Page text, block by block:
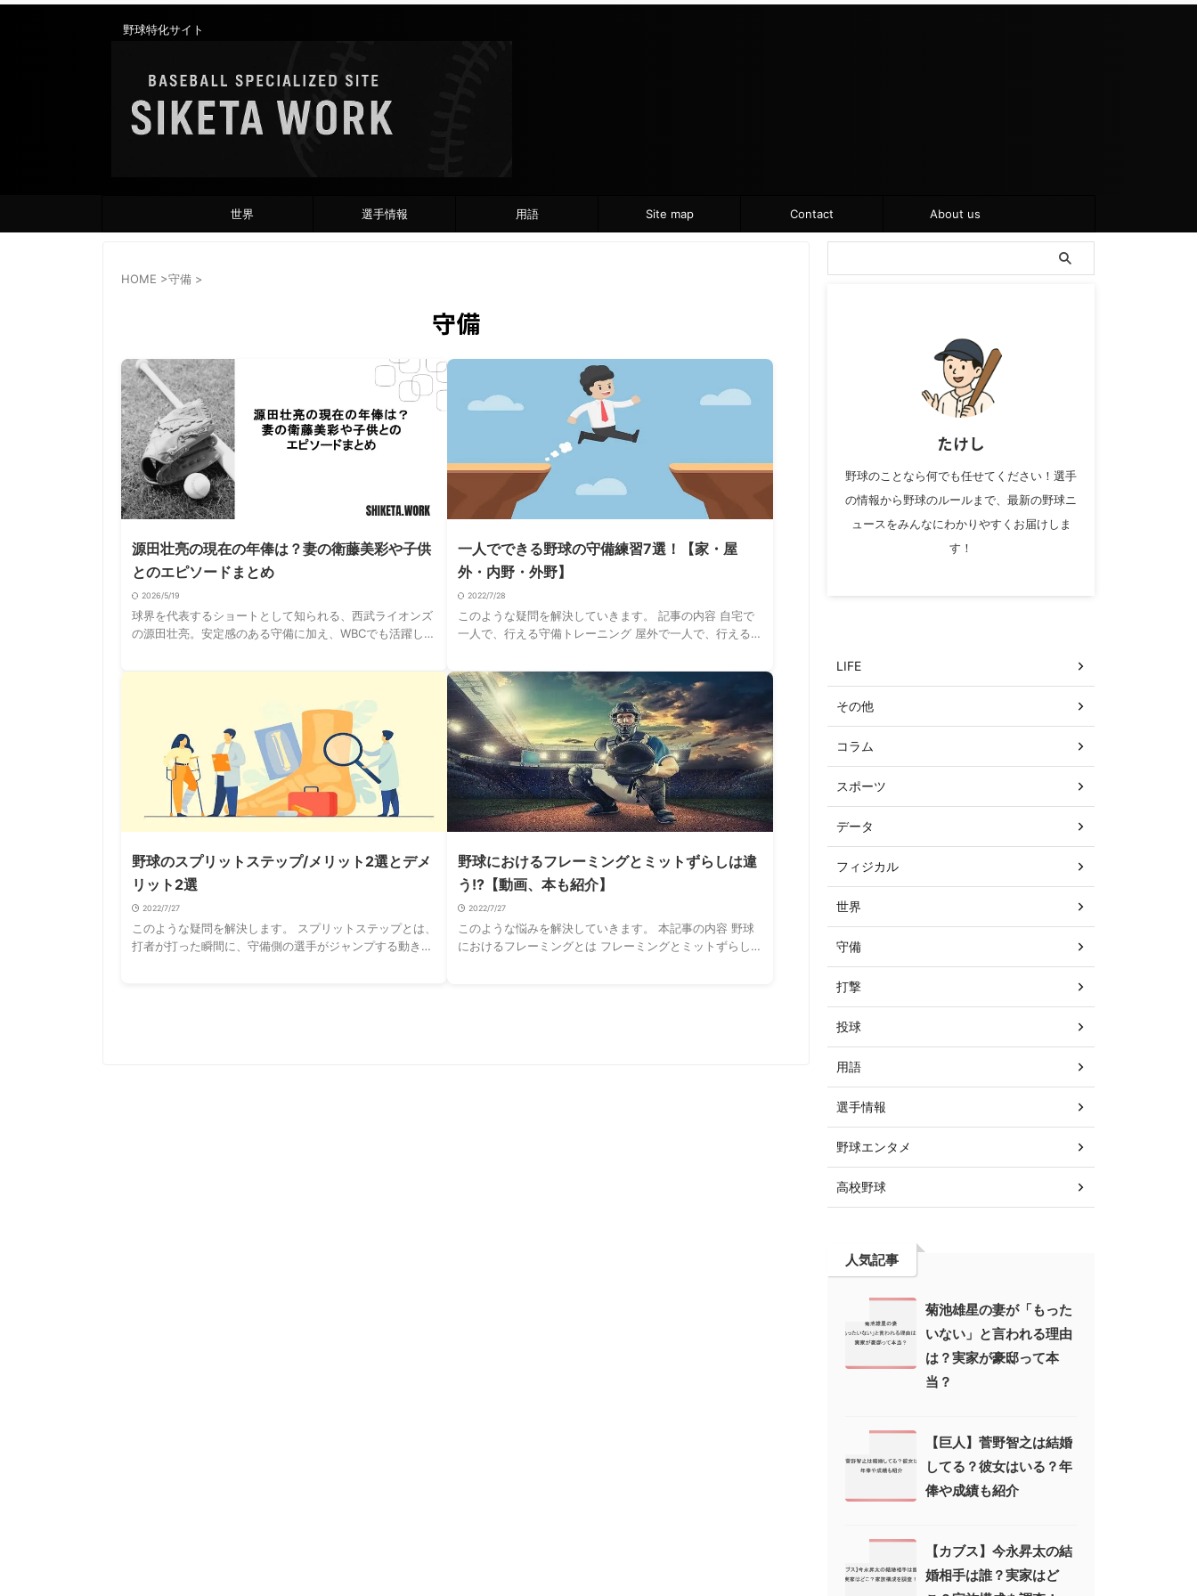
野球特化サイト
世界 選手情報 用語 Site map Contact About us
HOME >守備 >
守備
源田壮亮の現在の年俸は？妻の衛藤美彩や子供
とのエピソードまとめ
2026/5/19
球界を代表するショートとして知られる、西武ライオンズ
の源田壮亮。安定感のある守備に加え、WBCでも活躍して
で、「源田壮亮の年俸は高すぎるのでは？」 …
一人でできる野球の守備練習7選！【家・屋
外・内野・外野】
2022/7/28
このような疑問を解決していきます。 記事の内容 自宅で
一人で、行える守備トレーニング 屋外で一人で、行える守
なっています。 ちなみに一人で行うバッ …
野球のスプリットステップ/メリット2選とデメ
リット2選
2022/7/27
このような疑問を解決します。 スプリットステップとは、
打者が打った瞬間に、守備側の選手がジャンプする動きの
野球におけるフレーミングとミットずらしは違
う!?【動画、本も紹介】
2022/7/27
このような悩みを解決していきます。 本記事の内容 野球
におけるフレーミングとは フレーミングとミットずらしの
たけし
野球のことなら何でも任せてください！選手
の情報から野球のルールまで、最新の野球ニ
ュースをみんなにわかりやすくお届けしま
す！
LIFE
その他
コラム
スポーツ
データ
フィジカル
世界
守備
打撃
投球
用語
選手情報
野球エンタメ
高校野球
人気記事
菊池雄星の妻が「もった
いない」と言われる理由
は？実家が豪邸って本
当？
【巨人】菅野智之は結婚
してる？彼女はいる？年
俸や成績も紹介
【カブス】今永昇太の結
婚相手は誰？実家はど